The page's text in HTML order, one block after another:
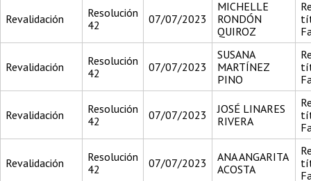
Revalidación
Resolución
42
07/07/2023
MICHELLE
RONDÓN
QUIROZ
Revalidación
Resolución
42
07/07/2023
SUSANA
MARTÍNEZ
PINO
Revalidación
Resolución
42
07/07/2023
JOSÉ LINARES
RIVERA
Revalidación
Resolución
42
07/07/2023
ANA ANGARITA
ACOSTA